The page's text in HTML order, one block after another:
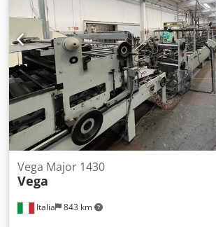
Italia 843 km
Vega Major 1430
Vega